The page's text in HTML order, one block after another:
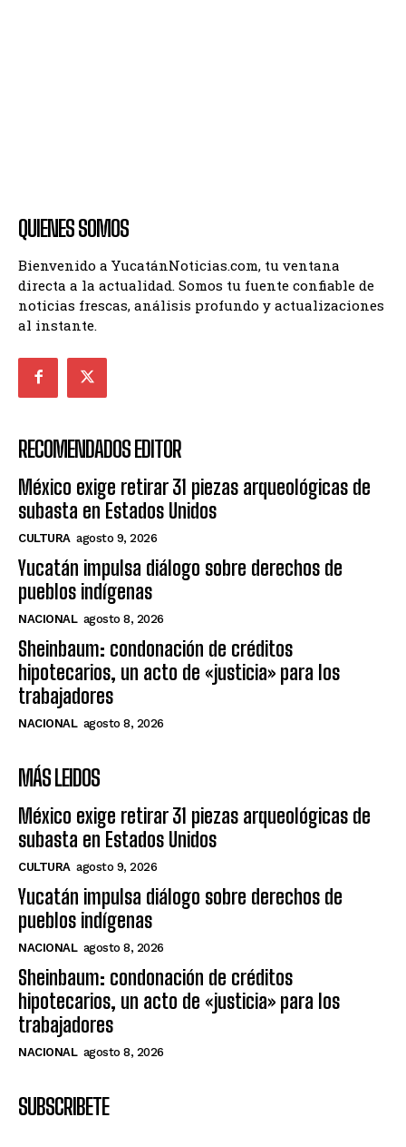
QUIENES SOMOS
Bienvenido a YucatánNoticias.com, tu ventana
directa a la actualidad. Somos tu fuente confiable de
noticias frescas, análisis profundo y actualizaciones
al instante.
RECOMENDADOS EDITOR
México exige retirar 31 piezas arqueológicas de
subasta en Estados Unidos
CULTURA agosto 9, 2026
Yucatán impulsa diálogo sobre derechos de
pueblos indígenas
NACIONAL agosto 8, 2026
Sheinbaum: condonación de créditos
hipotecarios, un acto de «justicia» para los
trabajadores
NACIONAL agosto 8, 2026
MÁS LEIDOS
México exige retirar 31 piezas arqueológicas de
subasta en Estados Unidos
CULTURA agosto 9, 2026
Yucatán impulsa diálogo sobre derechos de
pueblos indígenas
NACIONAL agosto 8, 2026
Sheinbaum: condonación de créditos
hipotecarios, un acto de «justicia» para los
trabajadores
NACIONAL agosto 8, 2026
SUBSCRIBETE